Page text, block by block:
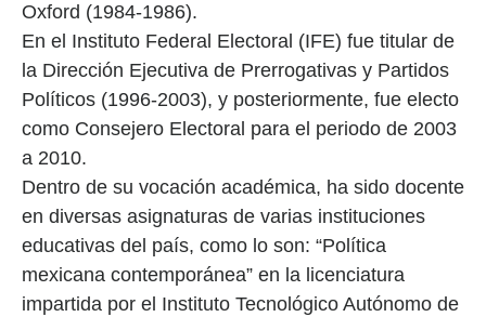
Oxford (1984-1986).
En el Instituto Federal Electoral (IFE) fue titular de
la Dirección Ejecutiva de Prerrogativas y Partidos
Políticos (1996-2003), y posteriormente, fue electo
como Consejero Electoral para el periodo de 2003
a 2010.
Dentro de su vocación académica, ha sido docente
en diversas asignaturas de varias instituciones
educativas del país, como lo son: “Política
mexicana contemporánea” en la licenciatura
impartida por el Instituto Tecnológico Autónomo de